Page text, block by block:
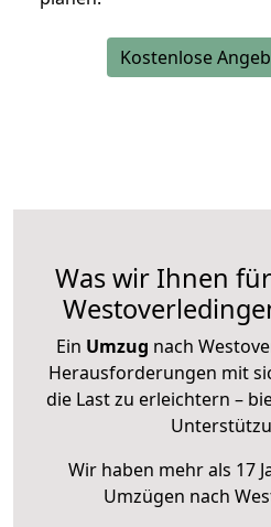
Kostenlose
Was wir Ihnen
Ein Umzug nach
Herausforderungen mit
die Last zu erleichtern –
Wir haben mehr als 17
Umzügen nach